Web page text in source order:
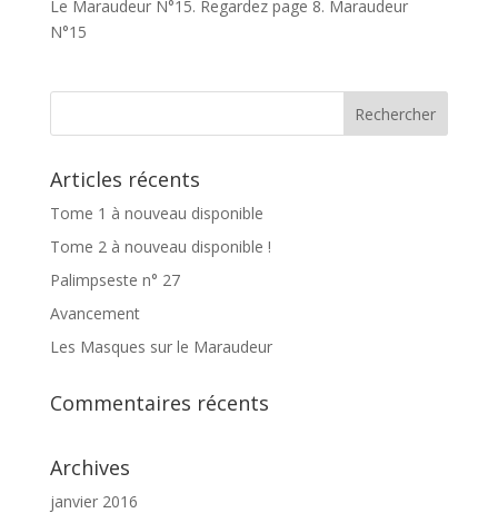
Le Maraudeur N°15. Regardez page 8. Maraudeur
N°15
Articles récents
Tome 1 à nouveau disponible
Tome 2 à nouveau disponible !
Palimpseste n° 27
Avancement
Les Masques sur le Maraudeur
Commentaires récents
Archives
janvier 2016